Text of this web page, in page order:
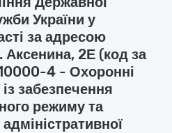
України у
за адресою
Аксенина, 2Е (код за
4 - Охоронні
забезпечення
режиму та